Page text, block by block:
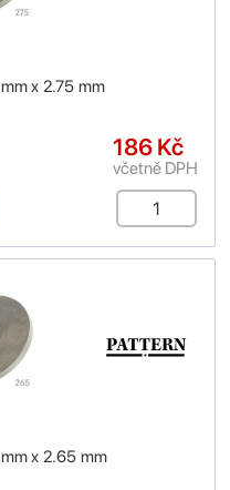
x 2.75 mm
186 Kč
včetně DPH
x 2.65 mm